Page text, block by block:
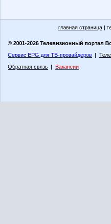
главная страница |
© 2001-2026 Телевизионный портал
Сервис EPG для ТВ-провайдеров |
Обратная связь | Вакансии